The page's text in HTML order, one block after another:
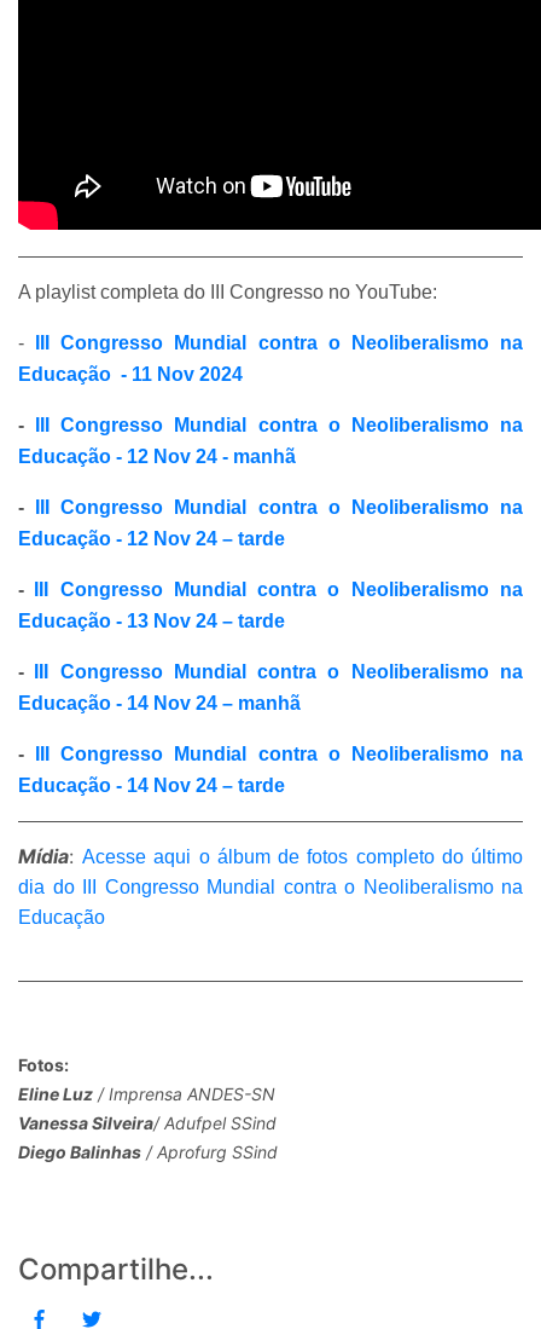
A playlist completa do III Congresso no YouTube:
-
III Congresso Mundial contra o Neoliberalismo na
Educação - 11 Nov 2024
-
III Congresso Mundial contra o Neoliberalismo na
Educação - 12 Nov 24 - manhã
-
III Congresso Mundial contra o Neoliberalismo na
Educação - 12 Nov 24 – tarde
-
III Congresso Mundial contra o Neoliberalismo na
Educação - 13 Nov 24 – tarde
-
III Congresso Mundial contra o Neoliberalismo na
Educação - 14 Nov 24 – manhã
-
III Congresso Mundial contra o Neoliberalismo na
Educação - 14 Nov 24 – tarde
Mídia:Acesse aqui o álbum de fotos completo do último
dia do III Congresso Mundial contra o Neoliberalismo na
Educação
Fotos:
Eline Luz / Imprensa ANDES-SN
Vanessa Silveira/ Adufpel SSind
Diego Balinhas / Aprofurg SSind
Compartilhe...